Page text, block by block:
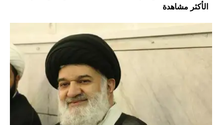
الأكثر مشاهدة